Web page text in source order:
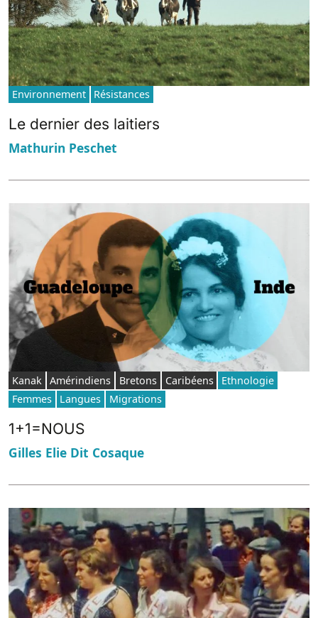
Environnement Résistances
Le dernier des laitiers
Mathurin Peschet
Kanak Amérindiens Bretons Caribéens
Ethnologie
Femmes
Langues Migrations
1+1=NOUS
Gilles Elie Dit Cosaque